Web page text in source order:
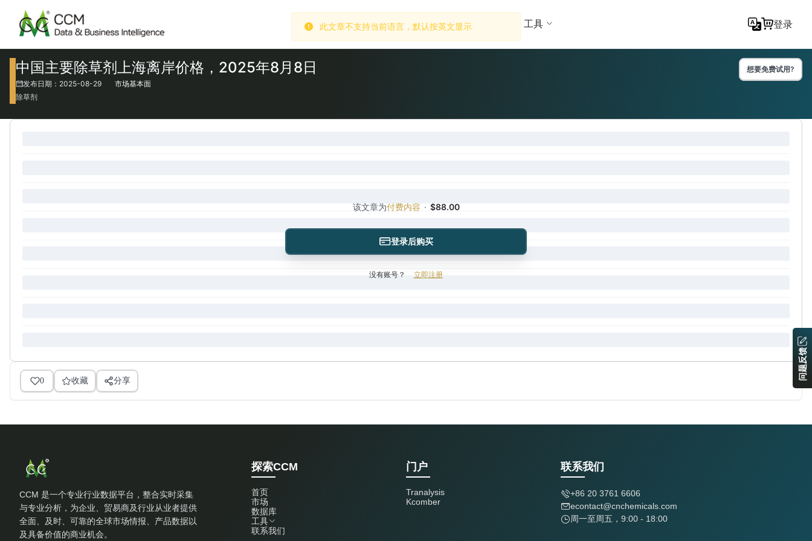
首页 市场 数据库 工具 登录
中国主要除草剂上海离岸价格，2025年8月8日
想要免费试用?
发布日期：2025-08-29
市场基本面
除草剂
该文章为付费内容 · $88.00
登录后购买
没有账号？ 立即注册
0 收藏 分享
CCM 是一个专业行业数据平台，整合实时采集
与专业分析，为企业、贸易商及行业从业者提供
全面、及时、可靠的全球市场情报、产品数据以
及具备价值的商业机会。
探索CCM
首页
市场
数据库
工具
联系我们
门户
Tranalysis
Kcomber
联系我们
+86 20 3761 6606
econtact@cnchemicals.com
周一至周五，9:00 - 18:00
问题反馈